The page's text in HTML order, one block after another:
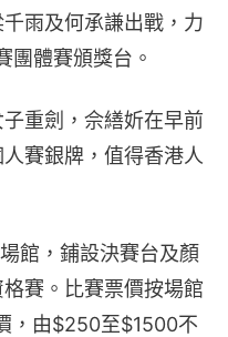
雨及何承謙出戰，力
團體賽頒獎台。
重劍，佘繕妡在早前
賽銀牌，值得香港人
館，鋪設決賽台及顏
賽。比賽票價按場館
，由$250至$1500不